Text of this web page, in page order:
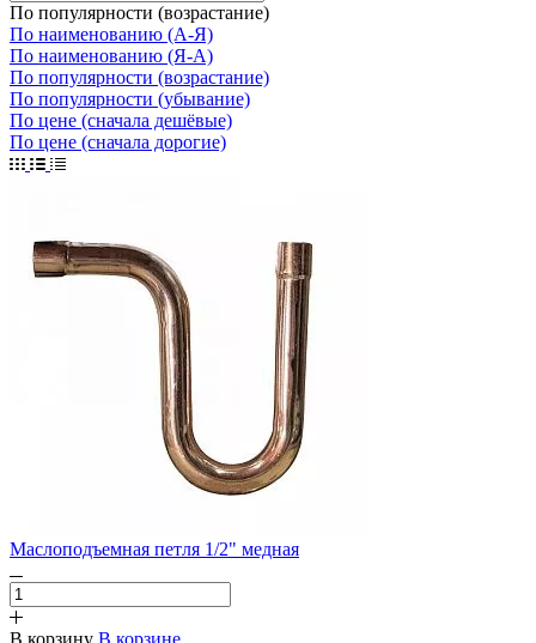
По популярности (возрастание)
По наименованию (А-Я)
По наименованию (Я-А)
По популярности (возрастание)
По популярности (убывание)
По цене (сначала дешёвые)
По цене (сначала дорогие)
Маслоподъемная петля 1/2" медная
В корзину В корзине